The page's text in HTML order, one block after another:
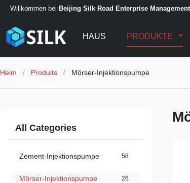
Willkommen bei Beijing Silk Road Enterprise
HAUS PRODUKTE
Heim / Produits / Mörser-Injektionspumpe
All Categories
Zement-Injektionspumpe 58
Mörser-Injektionspumpe 26